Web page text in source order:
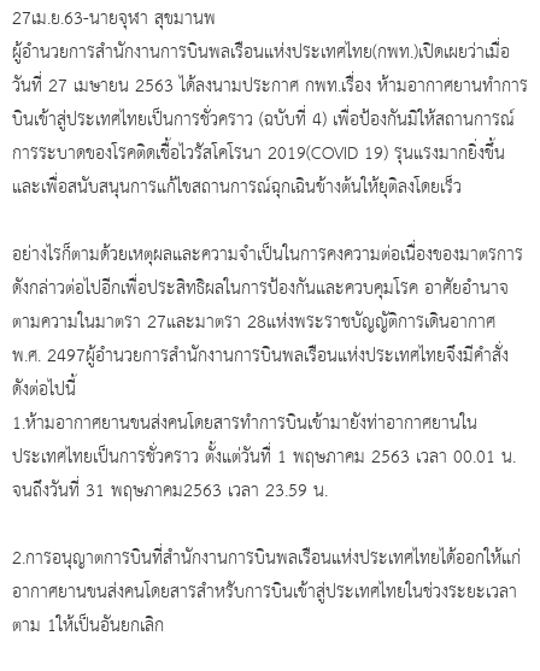
27เม.ย.63-นายจุฬา สุขมานพ
​ผู้อำนวยการสำนักงานการบินพลเรือนแห่งประเทศไทย(กพท.)เปิดเผยว่าเมื่อ
วันที่ 27 เมษายน 2563 ได้ลงนามประกาศ กพท.เรื่อง ห้ามอากาศยานทำการ
บินเข้าสู่ประเทศไทยเป็นการชั่วคราว (ฉบับที่ 4) เพื่อป้องกันมิให้สถานการณ์
การระบาดของโรคติดเชื้อไวรัสโคโรนา 2019(COVID 19) รุนแรงมากยิ่งขึ้น
และเพื่อสนับสนุนการแก้ไขสถานการณ์ฉุกเฉินข้างต้นให้ยุติลงโดยเร็ว
อย่างไรก็ตามด้วยเหตุผลและความจำเป็นในการคงความต่อเนื่องของมาตรการ
ดังกล่าวต่อไปอีกเพื่อประสิทธิผลในการป้องกันและควบคุมโรค อาศัยอำนาจ
ตามความในมาตรา 27และมาตรา 28แห่งพระราชบัญญัติการเดินอากาศ
พ.ศ. 2497ผู้อำนวยการสำนักงานการบินพลเรือนแห่งประเทศไทยจึงมีคำสั่ง
ดังต่อไปนี้
​​1.ห้ามอากาศยานขนส่งคนโดยสารทำการบินเข้ามายังท่าอากาศยานใน
ประเทศไทยเป็นการชั่วคราว ตั้งแต่วันทื่ 1 พฤษภาคม 2563 เวลา 00.01 น.
จนถึงวันที่ 31 พฤษภาคม2563 เวลา 23.59 น.
2.การอนุญาตการบินที่สำนักงานการบินพลเรือนแห่งประเทศไทยได้ออกให้แก่
อากาศยานขนส่งคนโดยสารสำหรับการบินเข้าสู่ประเทศไทยในช่วงระยะเวลา
ตาม 1ให้เป็นอันยกเลิก